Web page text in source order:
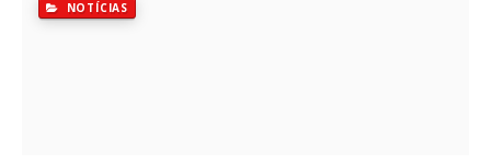
NOTÍCIAS